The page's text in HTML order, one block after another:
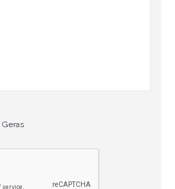
Geras